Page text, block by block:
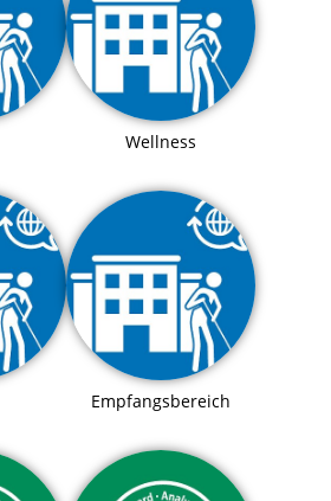
Wellness
Empfangsbereich